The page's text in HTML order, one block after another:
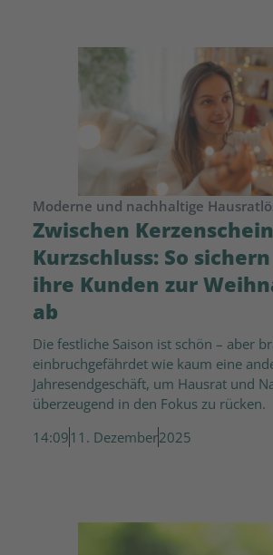
Moderne und nachhaltige
Zwischen
Kurzschluss: So
ihre Kunden zur
ab
Die festliche Saison ist schön – aber
einbruchgefährdet wie kaum eine
Jahresendgeschäft, um Hausrat und
überzeugend in den Fokus zu rücken.
14:0911. Dezember2025